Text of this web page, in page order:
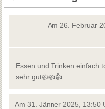
Am 26. Februar
Essen und Trinken einfach
sehr gut👍👍👍
Am 31. Jänner 2025, 13:50